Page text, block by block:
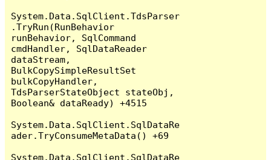
System.Data.SqlClient.TdsParser
.TryRun(RunBehavior
runBehavior, SqlCommand
cmdHandler, SqlDataReader
dataStream,
BulkCopySimpleResultSet
bulkCopyHandler,
TdsParserStateObject stateObj,
Boolean& dataReady) +4515
System.Data.SqlClient.SqlDataRe
ader.TryConsumeMetaData() +69
System.Data.SqlClient.SqlDataRe